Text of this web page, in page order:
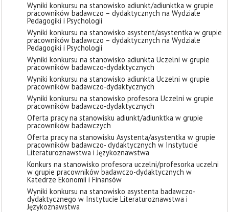
Wyniki konkursu na stanowisko adiunkt/adiunktka w grupie
pracowników badawczo – dydaktycznych na Wydziale
Pedagogiki i Psychologii
Wyniki konkursu na stanowisko asystent/asystentka w grupie
pracowników badawczo – dydaktycznych na Wydziale
Pedagogiki i Psychologii
Wyniki konkursu na stanowisko adiunkta Uczelni w grupie
pracowników badawczo-dydaktycznych
Wyniki konkursu na stanowisko adiunkta Uczelni w grupie
pracowników badawczo-dydaktycznych
Wyniki konkursu na stanowisko profesora Uczelni w grupie
pracowników badawczo-dydaktycznych
Oferta pracy na stanowisku adiunkt/adiunktka w grupie
pracowników badawczych
Oferta pracy na stanowisku Asystenta/asystentka w grupie
pracowników badawczo- dydaktycznych w Instytucie
Literaturoznawstwa i Językoznawstwa
Konkurs na stanowisko profesora uczelni/profesorka uczelni
w grupie pracowników badawczo-dydaktycznych w
Katedrze Ekonomii i Finansów
Wyniki konkursu na stanowisko asystenta badawczo-
dydaktycznego w Instytucie Literaturoznawstwa i
Językoznawstwa